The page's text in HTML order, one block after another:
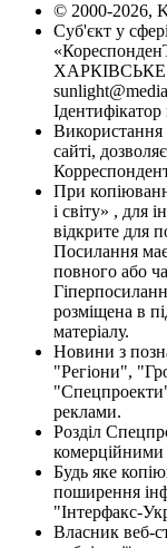
© 2000-2026,
Суб'єкт у
ХАРКІВСЬКЕ
Використання
сайті,
При
і світу» , для
відкрите для
Посилання
повного або
розміщена в
матеріалу.
Новини з
"Регіони",
реклами.
Розділ
Будь яке
поширення
"Інтерфакс-
Власник веб-